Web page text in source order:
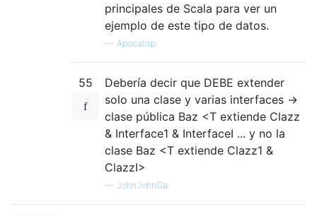
principales de Scala para ver un
ejemplo de este tipo de datos.
— Apocalisp
55
Debería decir que DEBE extender
solo una clase y varias interfaces ->
clase pública Baz <T extiende Clazz
& Interface1 & InterfaceI ... y no la
clase Baz <T extiende Clazz1 &
ClazzI>
— JohnJohnGa